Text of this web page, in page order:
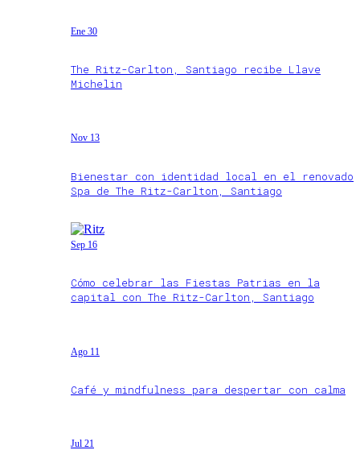
Ene 30
The Ritz-Carlton, Santiago recibe Llave
Michelin
Nov 13
Bienestar con identidad local en el renovado
Spa de The Ritz-Carlton, Santiago
Sep 16
Cómo celebrar las Fiestas Patrias en la
capital con The Ritz-Carlton, Santiago
Ago 11
Café y mindfulness para despertar con calma
Jul 21